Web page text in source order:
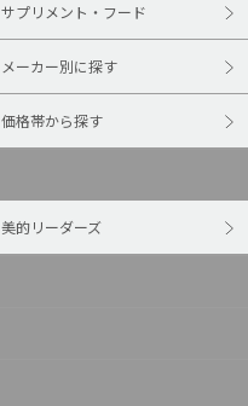
サプリメント・フード
メーカー別に探す
価格帯から探す
美的リーダーズ